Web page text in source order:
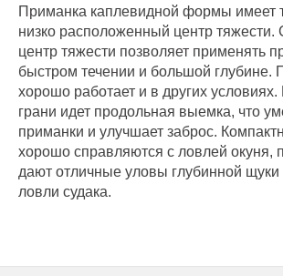
Приманка каплевидной формы имеет
низко расположенный центр
центр тяжести позволяет применять
быстром течении и большой глубине.
хорошо работает и в других
грани идет продольная выемка, что
приманки и улучшает заброс.
хорошо справляются с ловлей окуня,
дают отличные уловы глубинной
ловли судака.